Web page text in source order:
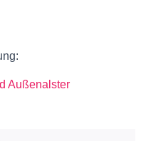
Außenalster